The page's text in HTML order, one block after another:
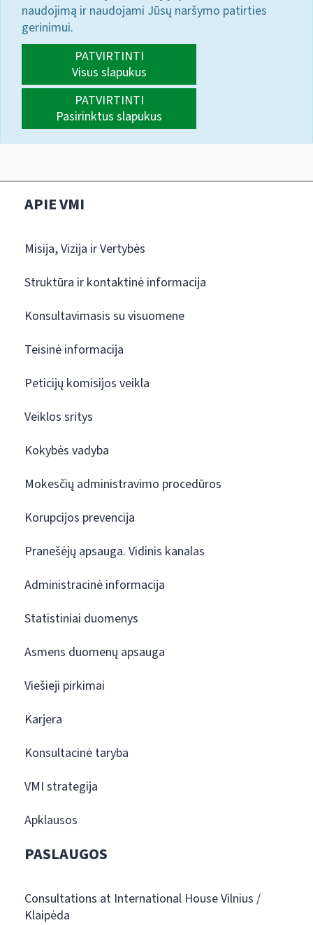
naudojimą ir naudojami Jūsų naršymo patirties
gerinimui.
PATVIRTINTI
Visus slapukus
PATVIRTINTI
Pasirinktus slapukus
APIE VMI
Misija, Vizija ir Vertybės
Struktūra ir kontaktinė informacija
Konsultavimasis su visuomene
Teisinė informacija
Peticijų komisijos veikla
Veiklos sritys
Kokybės vadyba
Mokesčių administravimo procedūros
Korupcijos prevencija
Pranešėjų apsauga. Vidinis kanalas
Administracinė informacija
Statistiniai duomenys
Asmens duomenų apsauga
Viešieji pirkimai
Karjera
Konsultacinė taryba
VMI strategija
Apklausos
PASLAUGOS
Consultations at International House Vilnius /
Klaipėda